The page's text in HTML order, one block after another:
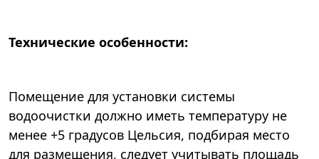
Технические особенности:
Помещение для установки системы
водоочистки должно иметь температуру не
менее +5 градусов Цельсия, подбирая место
для размещения, следует учитывать площадь